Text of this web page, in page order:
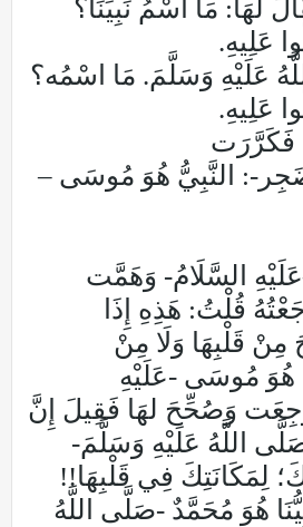
لَهَا: مَا اسْمُ نَبِيِّنَا؟
عَلِيهِ.
عَلَيْهِ وَسَلَّمَ. مَا اسْمُه؟
عَلِيهِ.
فَكَرَّرَت
: النَّبِيُّ هُوَ مُوسَى –
السَّلَامُ- وَهَمَّت
قُلْتُ: هَذِهِ إِذَا
قَلْبِهَا وَلَا مِنْ
هُوَ مُوسَى -عَلَيْهِ
وَصُحِّحَ لهَا فَقِيلَ إِنَّ
اللَّهُ عَلَيْهِ وَسَلَّمَ-
لِمَكَانَتِكَ فِي قَلْبِهَا!!
هُوَ مُحَمَّدٌ -صَلَّى اللَّهُ